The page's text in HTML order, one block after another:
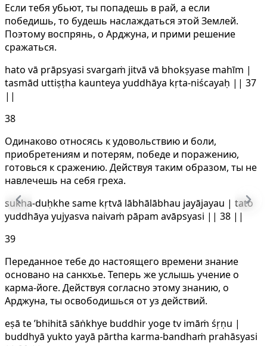
Если тебя убьют, ты попадешь в рай, а если
победишь, то будешь наслаждаться этой Землей.
Поэтому воспрянь, о Арджуна, и прими решение
сражаться.
hato vā prāpsyasi svargaṁ jitvā vā bhokṣyase mahīm |
tasmād uttiṣṭha kaunteya yuddhāya kṛta-niścayaḥ || 37
||
38
Одинаково относясь к удовольствию и боли,
приобретениям и потерям, победе и поражению,
готовься к сражению. Действуя таким образом, ты не
навлечешь на себя греха.
sukha-duḥkhe same kṛtvā lābhālābhau jayājayau | tato
yuddhāya yujyasva naivaṁ pāpam avāpsyasi || 38 ||
39
Переданное тебе до настоящего времени знание
основано на санкхье. Теперь же услышь учение о
карма-йоге. Действуя согласно этому знанию, о
Арджуна, ты освободишься от уз действий.
eṣā te ’bhihitā sāṅkhye buddhir yoge tv imāṁ śṛṇu |
buddhyā yukto yayā pārtha karma-bandhaṁ prahāsyasi